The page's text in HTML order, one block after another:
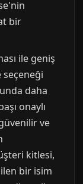
bir
ile geniş
daha
onaylı
ve
kitlesi,
bir isim